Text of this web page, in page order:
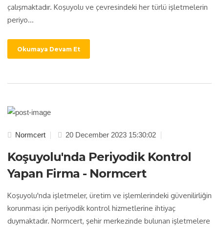
çalışmaktadır. Koşuyolu ve çevresindeki her türlü işletmelerin
periyo...
Okumaya Devam Et
Normcert 20 December 2023 15:30:02
Koşuyolu'nda Periyodik Kontrol
Yapan Firma - Normcert
Koşuyolu'nda işletmeler, üretim ve işlemlerindeki güvenilirliğin
korunması için periyodik kontrol hizmetlerine ihtiyaç
duymaktadır. Normcert, şehir merkezinde bulunan işletmelere